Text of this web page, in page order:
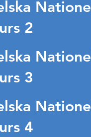
Nationell
2
Nationell
3
Nationell
4